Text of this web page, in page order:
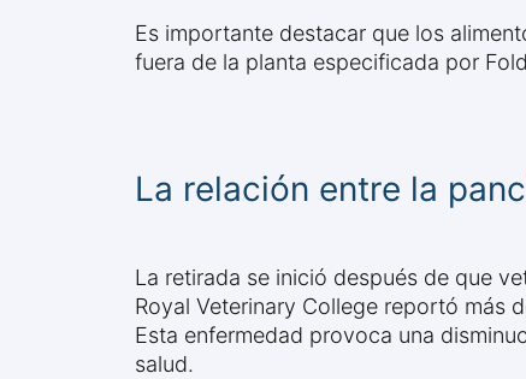
Es importante destacar que los
fuera de la planta especificada por
La relación entre la
La retirada se inició después de que
Royal Veterinary College reportó más
Esta enfermedad provoca una
salud.